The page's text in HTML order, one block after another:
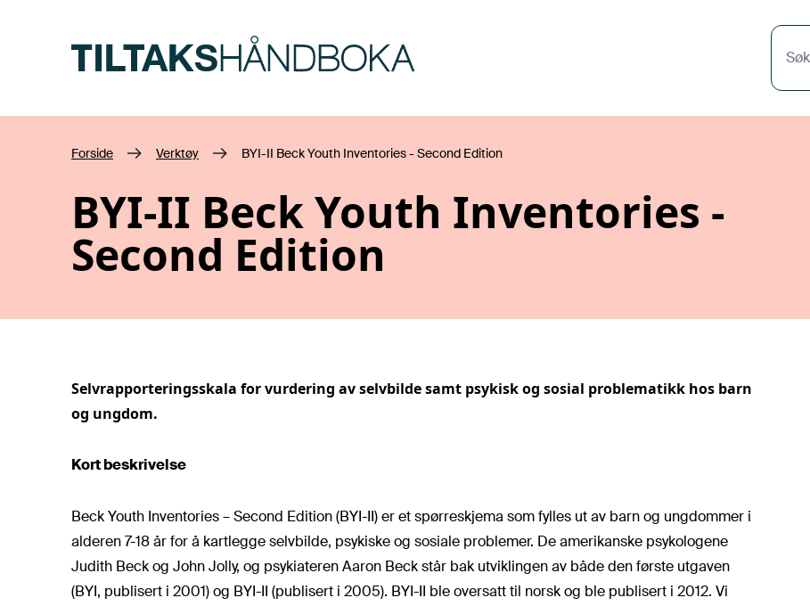
Søk
Forside Verktøy BYI-II Beck Youth Inventories - Second Edition
BYI-II Beck Youth Inventories -
Second Edition
Selvrapporteringsskala for vurdering av selvbilde samt psykisk og sosial problematikk hos barn
og ungdom.
Kort beskrivelse
Beck Youth Inventories – Second Edition (BYI-II) er et spørreskjema som fylles ut av barn og ungdommer i
alderen 7-18 år for å kartlegge selvbilde, psykiske og sosiale problemer. De amerikanske psykologene
Judith Beck og John Jolly, og psykiateren Aaron Beck står bak utviklingen av både den første utgaven
(BYI, publisert i 2001) og BYI-II (publisert i 2005). BYI-II ble oversatt til norsk og ble publisert i 2012. Vi